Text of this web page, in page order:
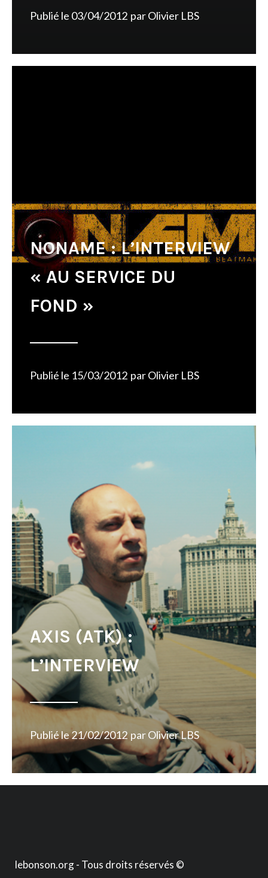
Publié le 03/04/2012 parOlivier LBS
NONAME : L’INTERVIEW
« AU SERVICE DU
FOND »
Publié le 15/03/2012 parOlivier LBS
AXIS (ATK) :
L’INTERVIEW
Publié le21/02/2012 parOlivier LBS
lebonson.org - Tous droits réservés ©